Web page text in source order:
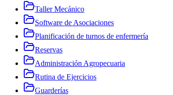
Taller Mecánico
Software de Asociaciones
Planificación de turnos de enfermería
Reservas
Administración Agropecuaria
Rutina de Ejercicios
Guarderías